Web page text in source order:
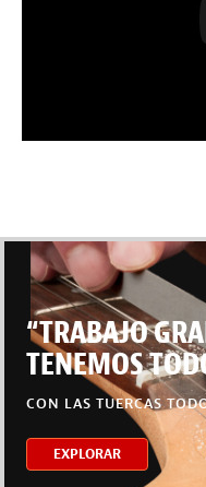
“TRABAJO
TENEMOS
CON LAS TUERCAS
EXPLORAR